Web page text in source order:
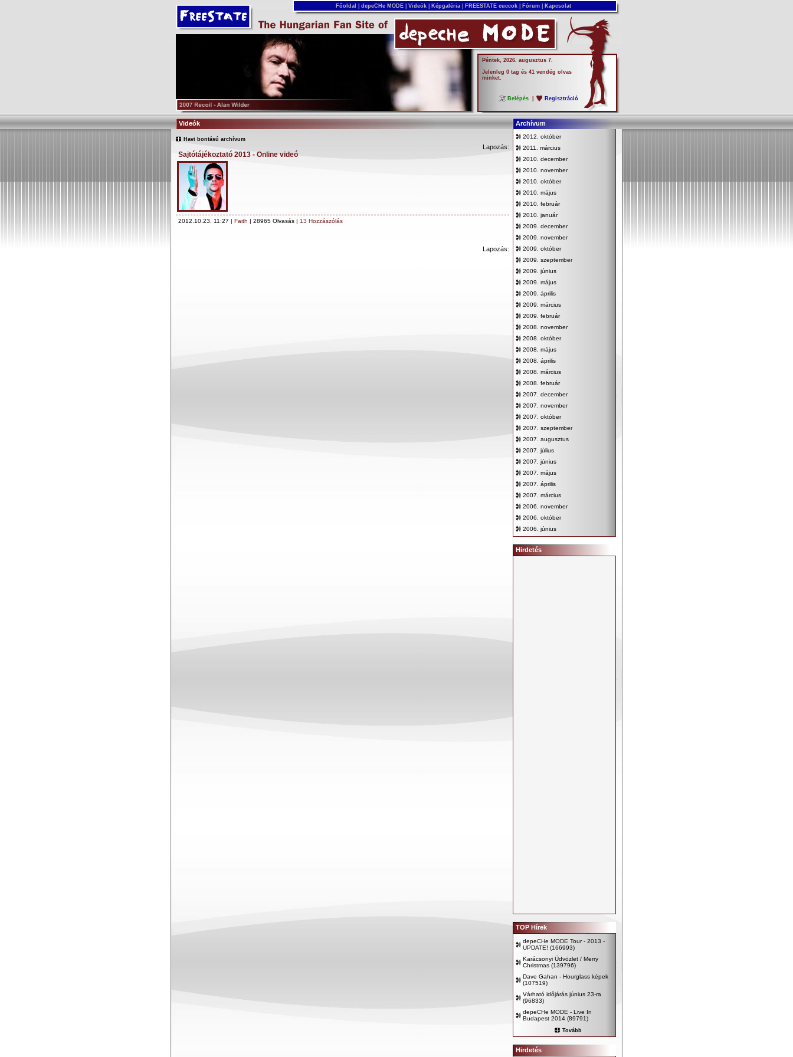
Főoldal depeCHe MODE Videók Képgaléria FREESTATE cuccok Fórum Kapcsolat
Péntek, 2026. augusztus 7.
Jelenleg 0 tag és 41 vendég olvas
minket.
Belépés Regisztráció
Videók Archívum
Havi bontású archívum
Lapozás:
Sajtótájékoztató 2013 - Online videó
2012.10.23. 11:27 | Faith | 28965 Olvasás | 13 Hozzászólás
Lapozás:
2012. október
2011. március
2010. december
2010. november
2010. október
2010. május
2010. február
2010. január
2009. december
2009. november
2009. október
2009. szeptember
2009. június
2009. május
2009. április
2009. március
2009. február
2008. november
2008. október
2008. május
2008. április
2008. március
2008. február
2007. december
2007. november
2007. október
2007. szeptember
2007. augusztus
2007. július
2007. június
2007. május
2007. április
2007. március
2006. november
2006. október
2006. június
Hirdetés
TOP Hírek
depeCHe MODE Tour - 2013 -
UPDATE! (166993)
Karácsonyi Üdvözlet / Merry
Christmas (139796)
Dave Gahan - Hourglass képek
(107519)
Várható időjárás június 23-ra
(96833)
depeCHe MODE - Live In
Budapest 2014 (89791)
Tovább
Hirdetés